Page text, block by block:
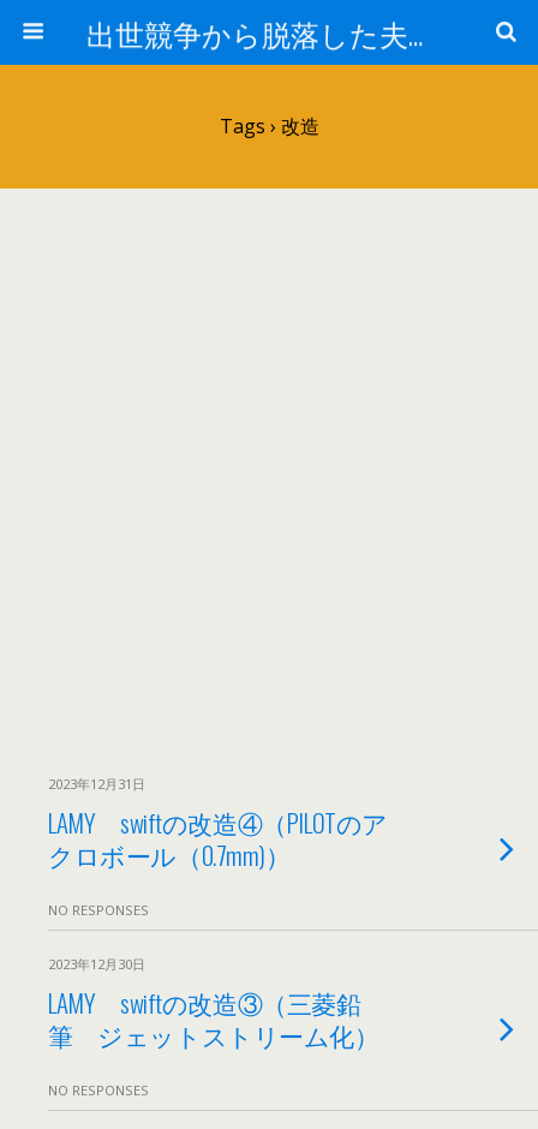
出世競争から脱落した夫と妻の日常
Tags › 改造
2023年12月31日
LAMY swiftの改造④（PILOTのア
クロボール（0.7mm)）
NO RESPONSES
2023年12月30日
LAMY swiftの改造③（三菱鉛
筆 ジェットストリーム化）
NO RESPONSES